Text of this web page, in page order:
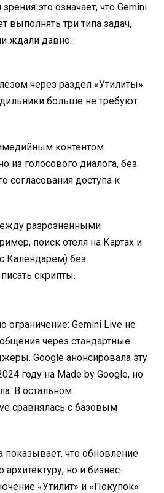
это означает, что Gemini
выполнять три типа задач,
ждали давно:
через раздел «Утилиты»
больше не требуют
контентом
из голосового диалога, без
согласования доступа к
разрозненными
поиск отеля на Картах и
Календарем) без
скрипты.
ограничение: Gemini Live не
через стандартные
Google анонсировала эту
году на Made by Google, но
. В остальном
сравнялась с базовым
показывает, что обновление
архитектуру, но и бизнес-
«Утилит» и «Покупок»